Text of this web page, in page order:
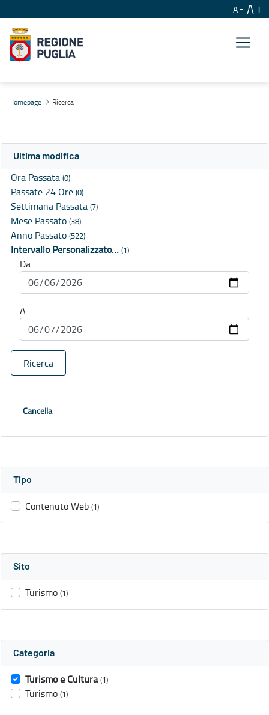
A A
Homepage Ricerca
Ultima modifica
Ora Passata (0)
Passate 24 Ore (0)
Settimana Passata (7)
Mese Passato (38)
Anno Passato (522)
Intervallo Personalizzato… (1)
Da
A
Ricerca
Cancella
Tipo
Contenuto Web (1)
Sito
Turismo (1)
Categoria
Turismo e Cultura (1)
Turismo (1)